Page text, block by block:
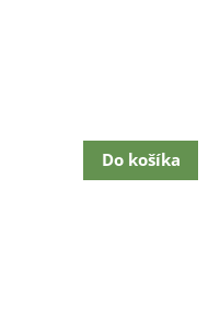
Do košíka